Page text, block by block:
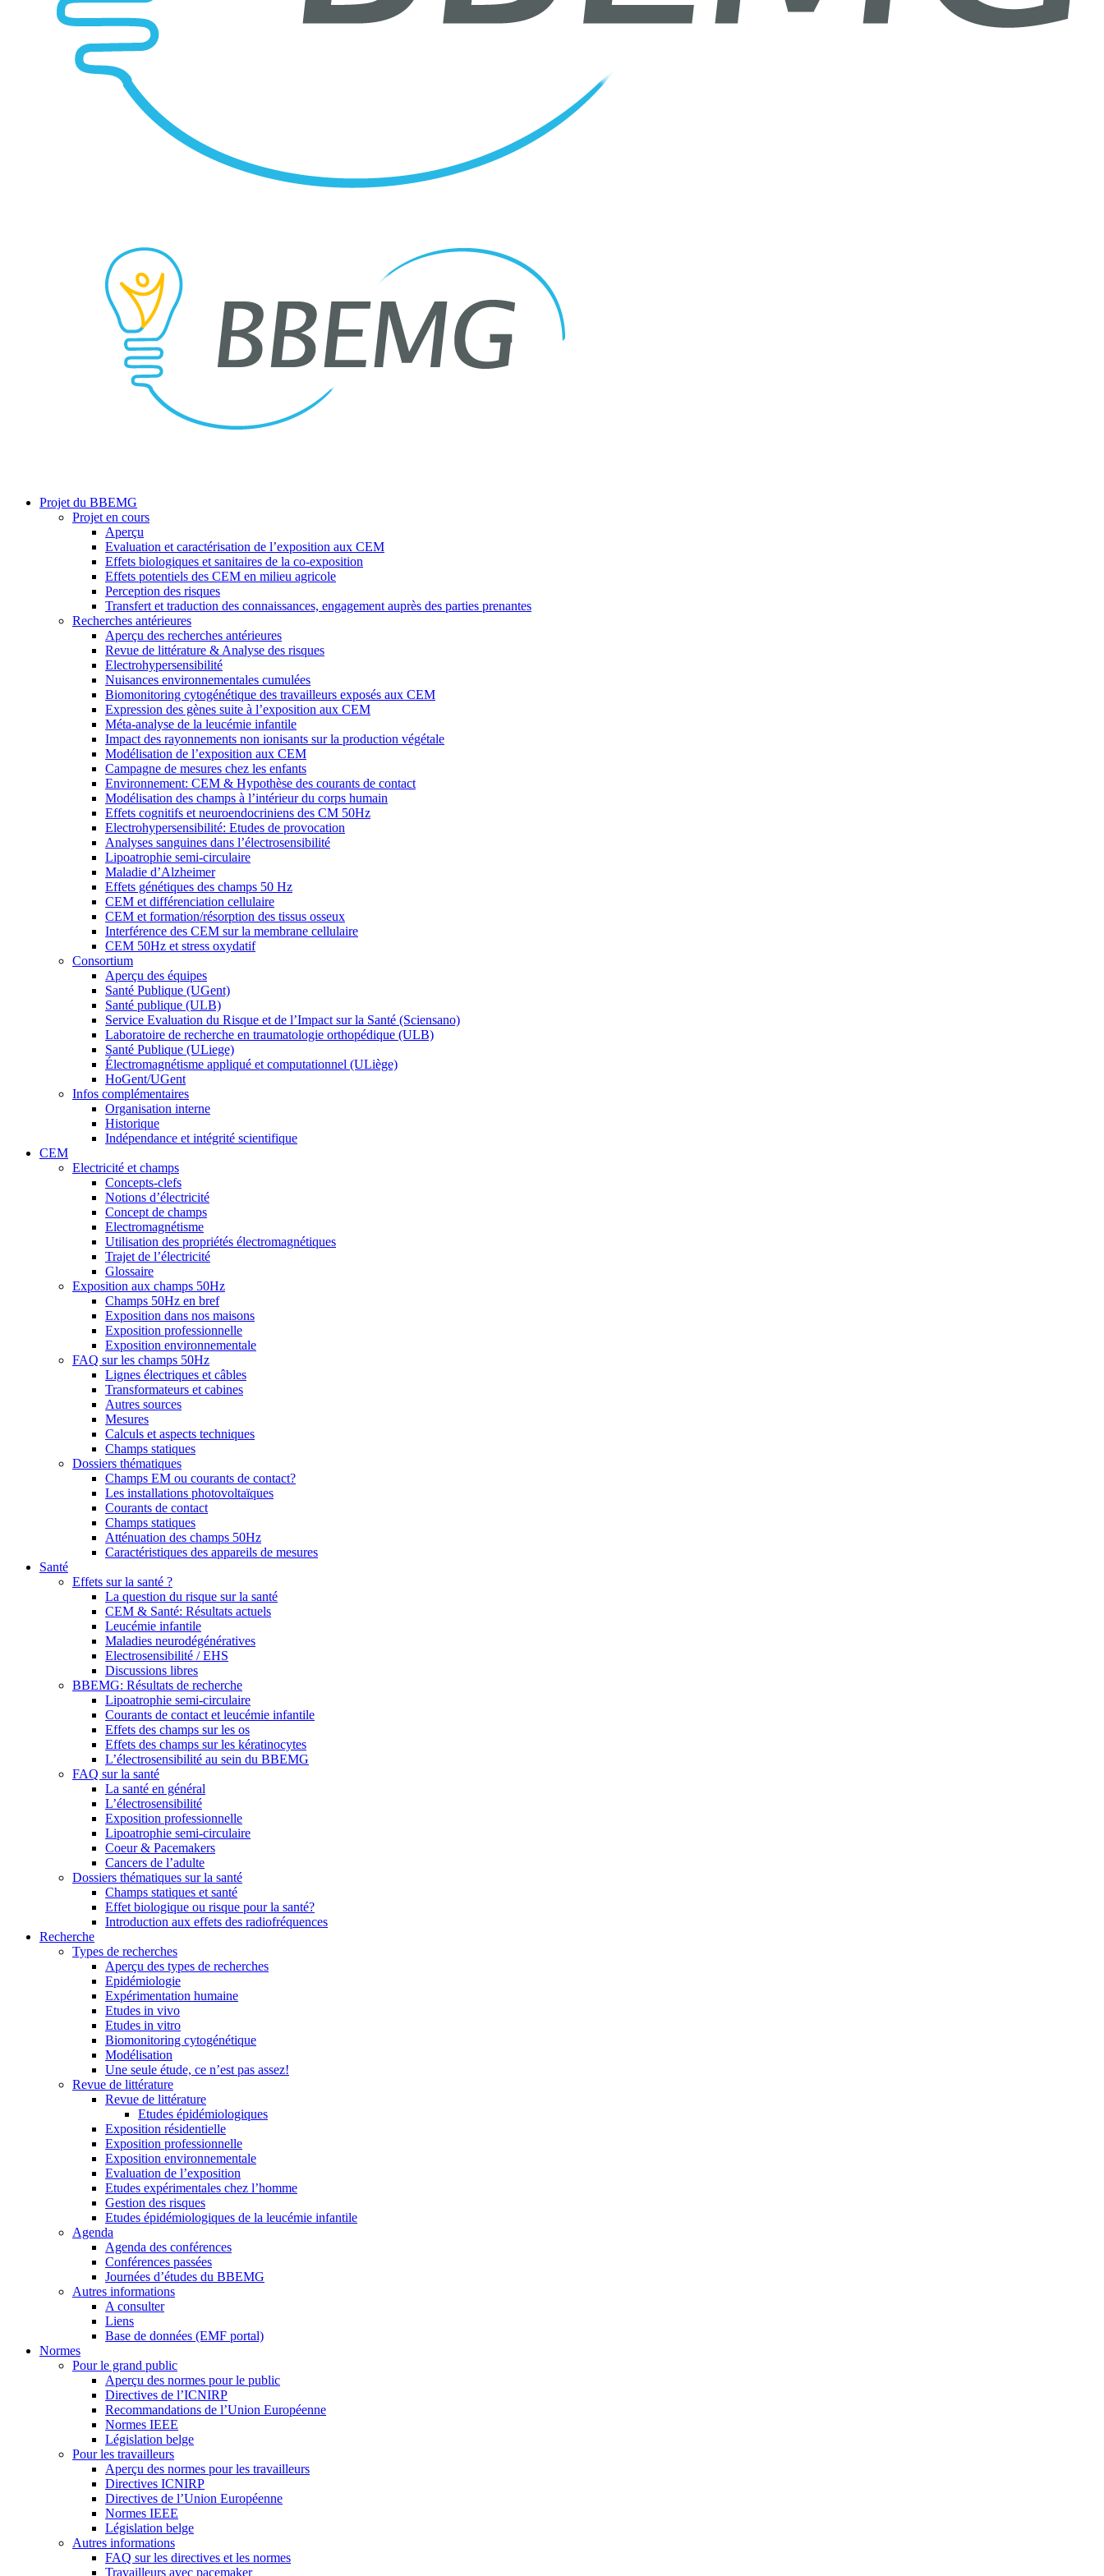
search
Menu
Projet du BBEMG
Projet en cours
Aperçu
Evaluation et caractérisation de l’exposition aux CEM
Effets biologiques et sanitaires de la co-exposition
Effets potentiels des CEM en milieu agricole
Perception des risques
Transfert et traduction des connaissances, engagement auprès des parties prenantes
Recherches antérieures
Aperçu des recherches antérieures
Revue de littérature & Analyse des risques
Electrohypersensibilité
Nuisances environnementales cumulées
Biomonitoring cytogénétique des travailleurs exposés aux CEM
Expression des gènes suite à l’exposition aux CEM
Méta-analyse de la leucémie infantile
Impact des rayonnements non ionisants sur la production végétale
Modélisation de l’exposition aux CEM
Campagne de mesures chez les enfants
Environnement: CEM & Hypothèse des courants de contact
Modélisation des champs à l’intérieur du corps humain
Effets cognitifs et neuroendocriniens des CM 50Hz
Electrohypersensibilité: Etudes de provocation
Analyses sanguines dans l’électrosensibilité
Lipoatrophie semi-circulaire
Maladie d’Alzheimer
Effets génétiques des champs 50 Hz
CEM et différenciation cellulaire
CEM et formation/résorption des tissus osseux
Interférence des CEM sur la membrane cellulaire
CEM 50Hz et stress oxydatif
Consortium
Aperçu des équipes
Santé Publique (UGent)
Santé publique (ULB)
Service Evaluation du Risque et de l’Impact sur la Santé (Sciensano)
Laboratoire de recherche en traumatologie orthopédique (ULB)
Santé Publique (ULiege)
Électromagnétisme appliqué et computationnel (ULiège)
HoGent/UGent
Infos complémentaires
Organisation interne
Historique
Indépendance et intégrité scientifique
CEM
Electricité et champs
Concepts-clefs
Notions d’électricité
Concept de champs
Electromagnétisme
Utilisation des propriétés électromagnétiques
Trajet de l’électricité
Glossaire
Exposition aux champs 50Hz
Champs 50Hz en bref
Exposition dans nos maisons
Exposition professionnelle
Exposition environnementale
FAQ sur les champs 50Hz
Lignes électriques et câbles
Transformateurs et cabines
Autres sources
Mesures
Calculs et aspects techniques
Champs statiques
Dossiers thématiques
Champs EM ou courants de contact?
Les installations photovoltaïques
Courants de contact
Champs statiques
Atténuation des champs 50Hz
Caractéristiques des appareils de mesures
Santé
Effets sur la santé ?
La question du risque sur la santé
CEM & Santé: Résultats actuels
Leucémie infantile
Maladies neurodégénératives
Electrosensibilité / EHS
Discussions libres
BBEMG: Résultats de recherche
Lipoatrophie semi-circulaire
Courants de contact et leucémie infantile
Effets des champs sur les os
Effets des champs sur les kératinocytes
L’électrosensibilité au sein du BBEMG
FAQ sur la santé
La santé en général
L’électrosensibilité
Exposition professionnelle
Lipoatrophie semi-circulaire
Coeur & Pacemakers
Cancers de l’adulte
Dossiers thématiques sur la santé
Champs statiques et santé
Effet biologique ou risque pour la santé?
Introduction aux effets des radiofréquences
Recherche
Types de recherches
Aperçu des types de recherches
Epidémiologie
Expérimentation humaine
Etudes in vivo
Etudes in vitro
Biomonitoring cytogénétique
Modélisation
Une seule étude, ce n’est pas assez!
Revue de littérature
Revue de littérature
Etudes épidémiologiques
Exposition résidentielle
Exposition professionnelle
Exposition environnementale
Evaluation de l’exposition
Etudes expérimentales chez l’homme
Gestion des risques
Etudes épidémiologiques de la leucémie infantile
Agenda
Agenda des conférences
Conférences passées
Journées d’études du BBEMG
Autres informations
A consulter
Liens
Base de données (EMF portal)
Normes
Pour le grand public
Aperçu des normes pour le public
Directives de l’ICNIRP
Recommandations de l’Union Européenne
Normes IEEE
Législation belge
Pour les travailleurs
Aperçu des normes pour les travailleurs
Directives ICNIRP
Directives de l’Union Européenne
Normes IEEE
Législation belge
Autres informations
FAQ sur les directives et les normes
Travailleurs avec pacemaker